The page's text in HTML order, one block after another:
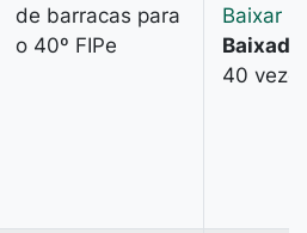
de barracas para
o 40º FIPe
Baixar
Baixado:
40